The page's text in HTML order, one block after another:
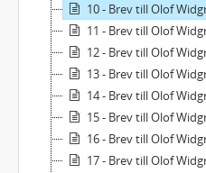
10 - Brev till Olof
11 - Brev till Olof
12 - Brev till Olof
13 - Brev till Olof
14 - Brev till Olof Widgren:
15 - Brev till Olof
16 - Brev till Olof
17 - Brev till Olof